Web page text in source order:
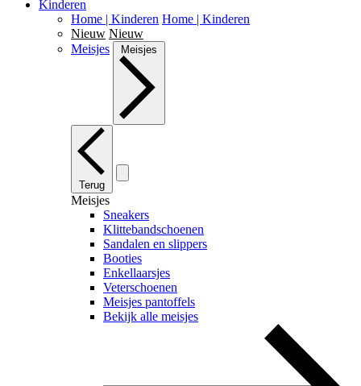
Kinderen
Home | Kinderen Home | Kinderen
Nieuw Nieuw
Meisjes
Meisjes
Terug
Meisjes
Sneakers
Klittebandschoenen
Sandalen en slippers
Booties
Enkellaarsjes
Veterschoenen
Meisjes pantoffels
Bekijk alle meisjes